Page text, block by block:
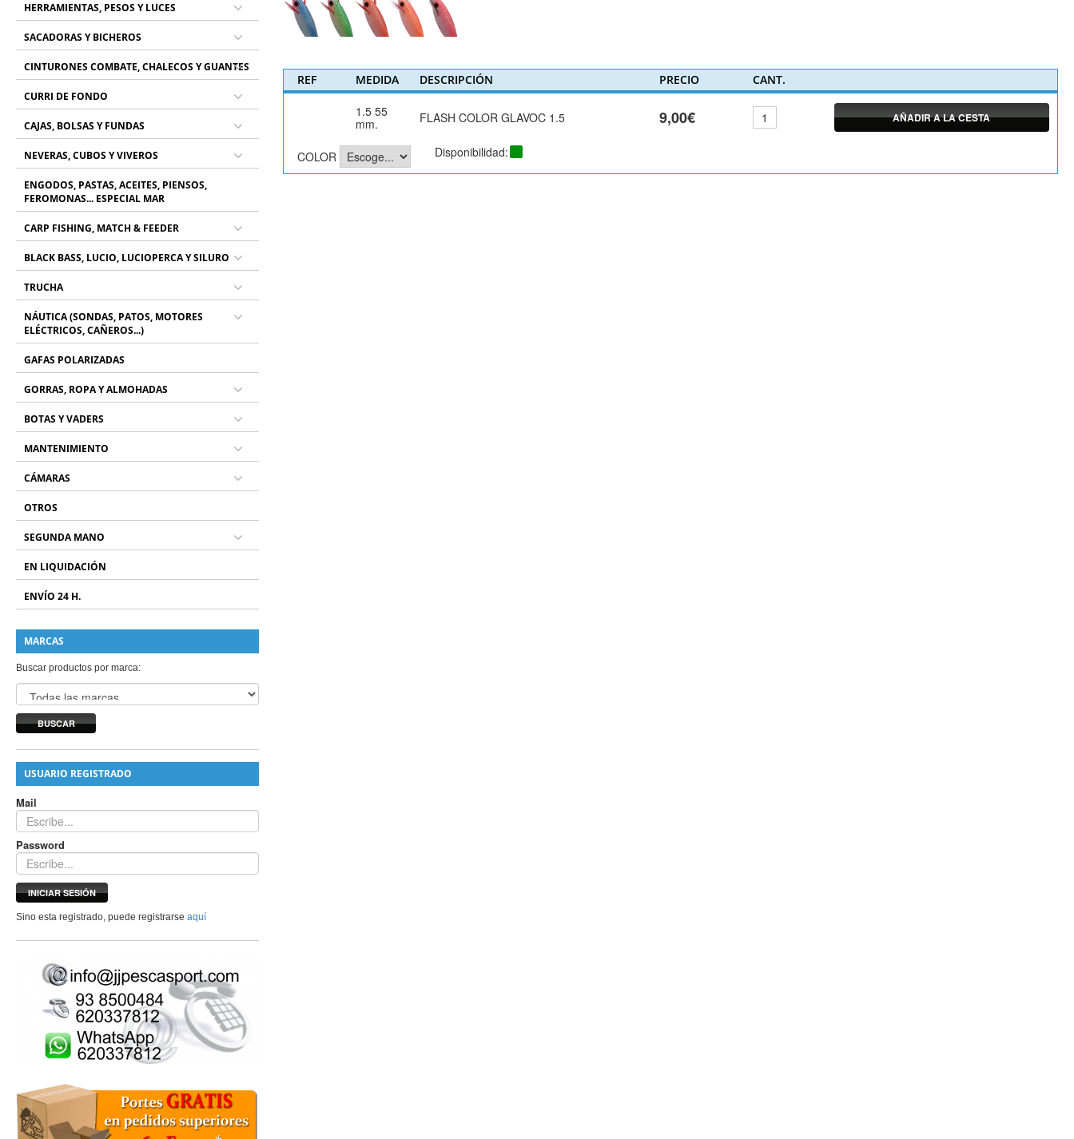
HERRAMIENTAS, PESOS Y LUCES
SACADORAS Y BICHEROS
CINTURONES COMBATE, CHALECOS Y GUANTES
CURRI DE FONDO
CAJAS, BOLSAS Y FUNDAS
NEVERAS, CUBOS Y VIVEROS
ENGODOS, PASTAS, ACEITES, PIENSOS,
FEROMONAS... ESPECIAL MAR
CARP FISHING, MATCH & FEEDER
BLACK BASS, LUCIO, LUCIOPERCA Y SILURO
TRUCHA
NÁUTICA (SONDAS, PATOS, MOTORES
ELÉCTRICOS, CAÑEROS...)
GAFAS POLARIZADAS
GORRAS, ROPA Y ALMOHADAS
BOTAS Y VADERS
MANTENIMIENTO
CÁMARAS
OTROS
SEGUNDA MANO
EN LIQUIDACIÓN
ENVÍO 24 H.
MARCAS
Buscar productos por marca:
BUSCAR
USUARIO REGISTRADO
Mail
Password
INICIAR SESIÓN
Sino esta registrado, puede registrarseaquí
REF MEDIDA DESCRIPCIÓN PRECIO CANT.
1.5 55
mm.
FLASH COLOR GLAVOC 1.5 9,00€ AÑADIR A LA CESTA
COLOR Disponibilidad: